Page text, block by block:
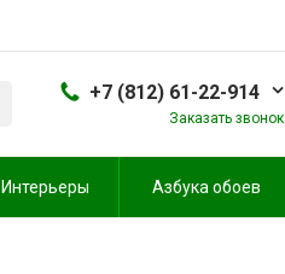
+7 (812) 61-22-914
Заказать звонок
Интерьеры Азбука обоев